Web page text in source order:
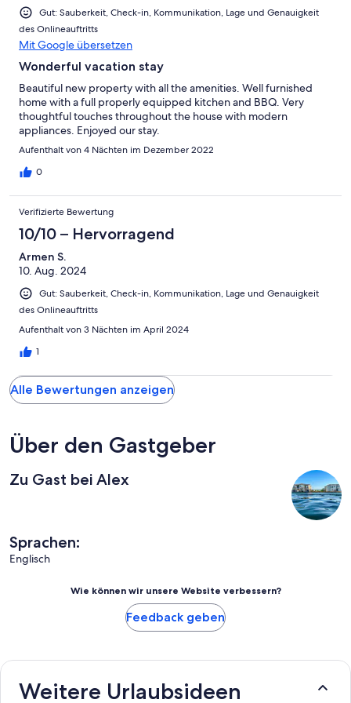
Gut: Sauberkeit, Check-in, Kommunikation, Lage und Genauigkeit
des Onlineauftritts
Mit Google übersetzen
Wonderful vacation stay
Beautiful new property with all the amenities. Well furnished
home with a full properly equipped kitchen and BBQ. Very
thoughtful touches throughout the house with modern
appliances. Enjoyed our stay.
Aufenthalt von 4 Nächten im Dezember 2022
0
Verifizierte Bewertung
10/10 – Hervorragend
Armen S.
10. Aug. 2024
Gut: Sauberkeit, Check-in, Kommunikation, Lage und Genauigkeit
des Onlineauftritts
Aufenthalt von 3 Nächten im April 2024
1
Alle Bewertungen anzeigen
Über den Gastgeber
Zu Gast bei Alex
Sprachen:
Englisch
Wie können wir unsere Website verbessern?
Feedback geben
Weitere Urlaubsideen